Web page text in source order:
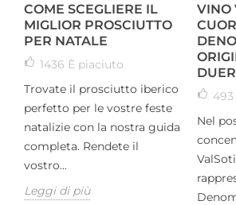
COME SCEGLIERE IL
MIGLIOR PROSCIUTTO
PER NATALE
1436 È piaciuto
Trovate il prosciutto iberico
perfetto per le vostre feste
natalizie con la nostra guida
completa. Rendete il
vostro...
Leggi di più
VINO
493
Nel